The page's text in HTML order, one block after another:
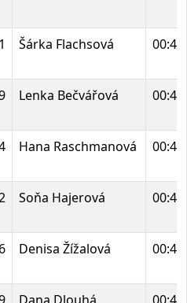
Šárka Flachsová
Lenka Bečvářová
Hana Raschmanová
Soňa Hajerová
Denisa Žížalová